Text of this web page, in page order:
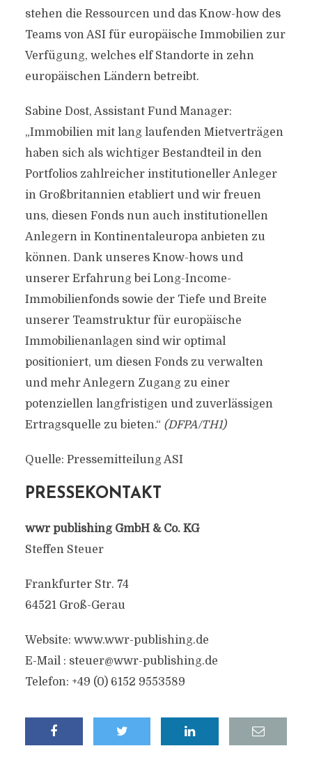
stehen die Ressourcen und das Know-how des
Teams von ASI für europäische Immobilien zur
Verfügung, welches elf Standorte in zehn
europäischen Ländern betreibt.
Sabine Dost, Assistant Fund Manager:
„Immobilien mit lang laufenden Mietverträgen
haben sich als wichtiger Bestandteil in den
Portfolios zahlreicher institutioneller Anleger
in Großbritannien etabliert und wir freuen
uns, diesen Fonds nun auch institutionellen
Anlegern in Kontinentaleuropa anbieten zu
können. Dank unseres Know-hows und
unserer Erfahrung bei Long-Income-
Immobilienfonds sowie der Tiefe und Breite
unserer Teamstruktur für europäische
Immobilienanlagen sind wir optimal
positioniert, um diesen Fonds zu verwalten
und mehr Anlegern Zugang zu einer
potenziellen langfristigen und zuverlässigen
Ertragsquelle zu bieten.“ (DFPA/TH1)
Quelle: Pressemitteilung ASI
PRESSEKONTAKT
wwr publishing GmbH & Co. KG
Steffen Steuer
Frankfurter Str. 74
64521 Groß-Gerau
Website: www.wwr-publishing.de
E-Mail : steuer@wwr-publishing.de
Telefon: +49 (0) 6152 9553589